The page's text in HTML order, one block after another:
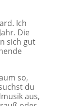
Ich
Die
sich gut
so,
du
aus,